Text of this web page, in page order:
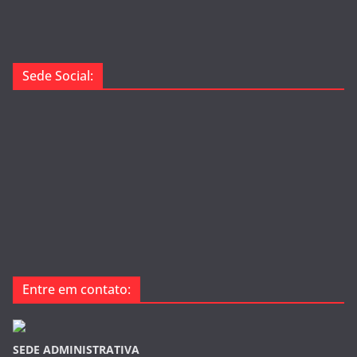
Sede Social:
Entre em contato:
SEDE ADMINISTRATIVA